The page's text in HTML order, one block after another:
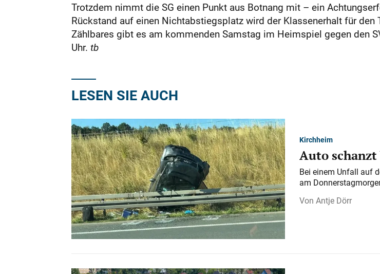
Trotzdem nimmt die SG einen Punkt aus Botnang mit – ein
Rückstand auf einen Nichtabstiegsplatz wird der Klassenerhalt für
Zählbares gibt es am kommenden Samstag im Heimspiel gegen den
Uhr. tb
LESEN SIE AUCH
Kirchheim
Auto
Bei einem Unfall auf
am
Antje Dörr